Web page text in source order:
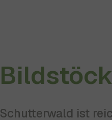
Schutterwald ist